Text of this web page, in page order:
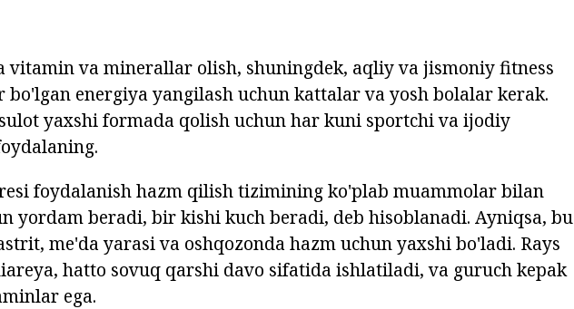
vitamin va minerallar olish, shuningdek, aqliy va jismoniy fitness
bo'lgan energiya yangilash uchun kattalar va yosh bolalar kerak.
yaxshi formada qolish uchun har kuni sportchi va ijodiy
foydalanish hazm qilish tizimining ko'plab muammolar bilan
yordam beradi, bir kishi kuch beradi, deb hisoblanadi. Ayniqsa, bu
me'da yarasi va oshqozonda hazm uchun yaxshi bo'ladi. Rays
hatto sovuq qarshi davo sifatida ishlatiladi, va guruch kepak
ega.